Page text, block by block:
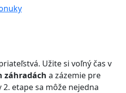
Užite si voľný čas v
záhradách a zázemie pre
etape sa môže nejedna